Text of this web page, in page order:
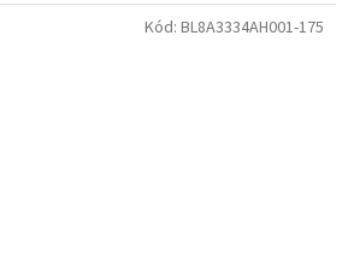
Kód: BL8A3334AH001-175